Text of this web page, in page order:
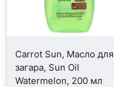
Carrot Sun, Масло для
загара, Sun Oil
Watermelon, 200 мл